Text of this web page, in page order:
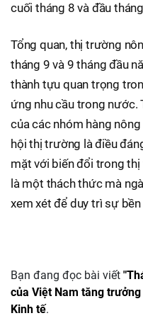
cuối tháng 8 và đầu
Tổng quan, thị trường
tháng 9 và 9 tháng đầu
thành tựu quan trọng
ứng nhu cầu trong
của các nhóm hàng
hội thị trường là điều
mặt với biến đổi trong
là một thách thức mà
xem xét để duy trì sự
Bạn đang đọc bài viết
của Việt Nam tăng
Kinh tế.